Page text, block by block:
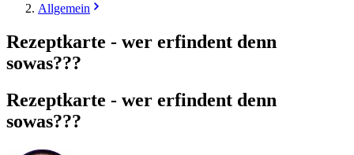
Allgemein
Rezeptkarte - wer erfindent denn
sowas???
Rezeptkarte - wer erfindent denn
sowas???